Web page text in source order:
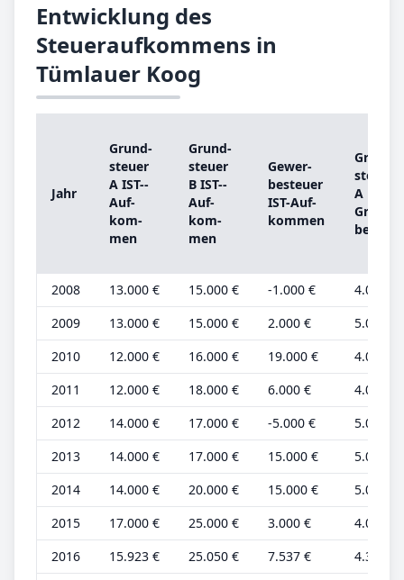
Entwicklung des
Steueraufkommens in
Tümlauer Koog
Jahr
Grund­
steu­er
A IST-­
Auf­
kom­
men
Grund­
steu­er
B IST-­
Auf­
kom­
men
Ge­wer­
be­steu­er
IST-­Auf­
kom­men
Grund­
steu­er
A
Grund­
be­trag
2008 13.000 € 15.000 € -1.000 €
4.000 €
2009
13.000 € 15.000 € 2.000 €
5.000 €
2010
12.000 € 16.000 € 19.000 €
4.000 €
2011
12.000 € 18.000 € 6.000 €
4.000 €
2012
14.000 € 17.000 € -5.000 €
5.000 €
2013
14.000 € 17.000 € 15.000 €
5.000 €
2014
14.000 € 20.000 € 15.000 €
5.000 €
2015
17.000 € 25.000 € 3.000 €
4.000 €
2016
15.923 € 25.050 € 7.537 €
4.304 €